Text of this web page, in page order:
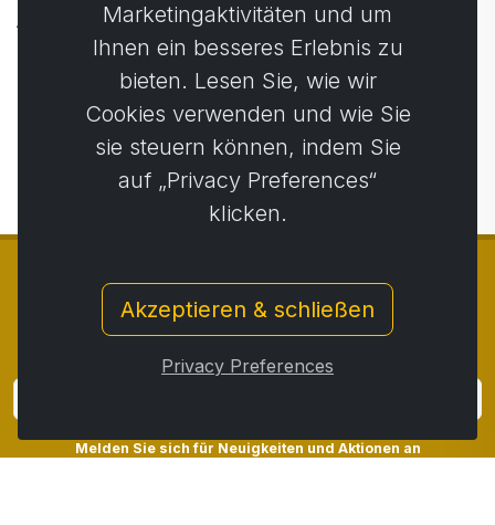
Activ NO Spray 150
ml
48,59 € …51,14 €
Activ NO Getränk 1
Beutel
1,67 € …
Melden Sie sich für Neuigkeiten und Aktionen an
Marketingaktivitäten und um
Ihnen ein besseres Erlebnis zu
bieten. Lesen Sie, wie wir
Cookies verwenden und wie Sie
sie steuern können, indem Sie
auf „Privacy Preferences“
klicken.
Akzeptieren & schließen
Privacy Preferences